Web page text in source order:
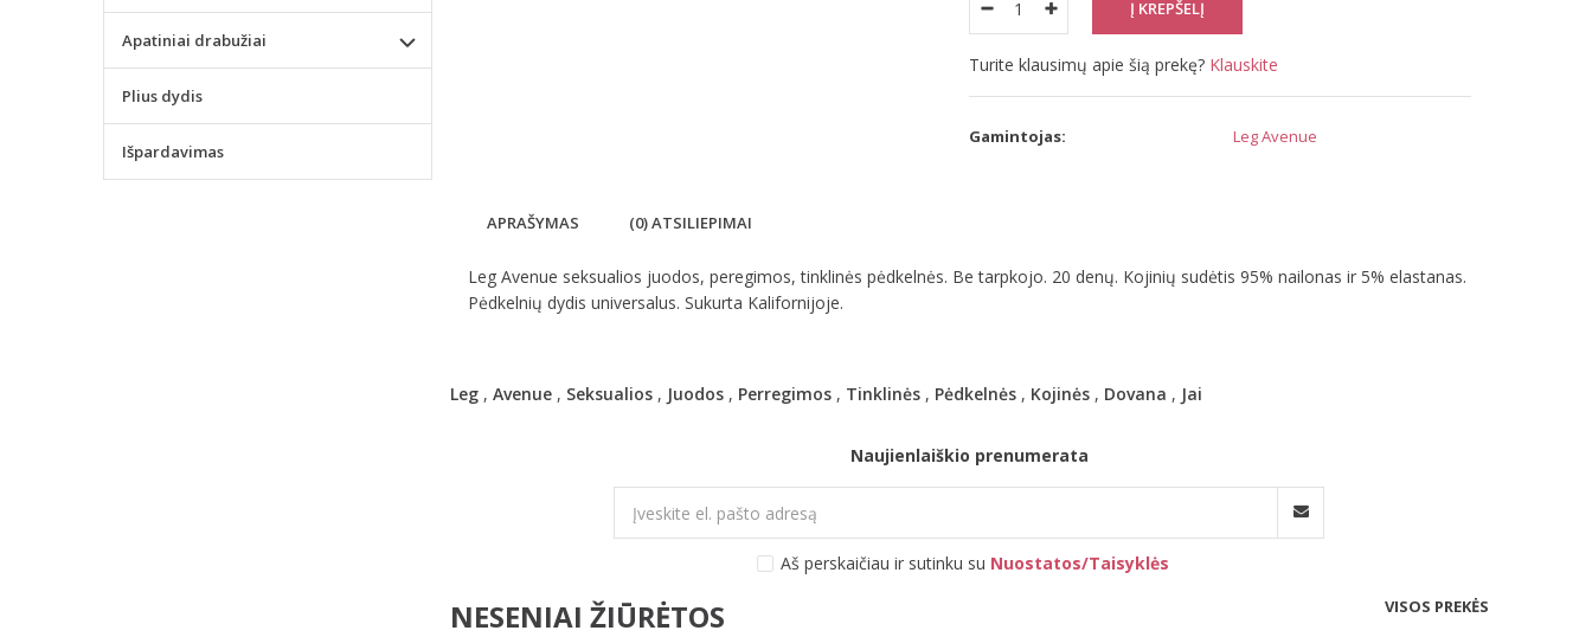
Turite klausimų apie šią prekę? Klauskite
Gamintojas: Leg Avenue
APRAŠYMAS (0) ATSILIEPIMAI
Leg Avenue seksualios juodos, peregimos, tinklinės pėdkelnės. Be tarpkojo. 20 denų. Kojinių sudėtis 95% nailonas ir 5% elastanas.
Pėdkelnių dydis universalus. Sukurta Kalifornijoje.
Leg, Avenue, Seksualios, Juodos, Perregimos, Tinklinės, Pėdkelnės, Kojinės, Dovana , Jai
Naujienlaiškio prenumerata
Aš perskaičiau ir sutinku su Nuostatos/Taisyklės
NESENIAI ŽIŪRĖTOS VISOS PREKĖS
Apatiniai drabužiai
Plius dydis
Išpardavimas